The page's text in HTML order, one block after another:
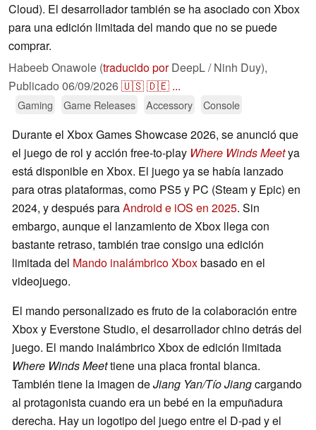
Cloud). El desarrollador también se ha asociado con Xbox
para una edición limitada del mando que no se puede
comprar.
Habeeb Onawole (traducido porDeepL / Ninh Duy),
Publicado 06/09/2026🇺🇸🇩🇪 ...
Gaming Game Releases Accessory Console
Durante el Xbox Games Showcase 2026, se anunció que
el juego de rol y acción free-to-play Where Winds Meetya
está disponible en Xbox. El juego ya se había lanzado
para otras plataformas, como PS5 y PC (Steam y Epic) en
2024, y después paraAndroid e iOS en 2025. Sin
embargo, aunque el lanzamiento de Xbox llega con
bastante retraso, también trae consigo una edición
limitada del Mando inalámbrico Xboxbasado en el
videojuego.
El mando personalizado es fruto de la colaboración entre
Xbox y Everstone Studio, el desarrollador chino detrás del
juego. El mando inalámbrico Xbox de edición limitada
Where Winds Meettiene una placa frontal blanca.
También tiene la imagen deJiang Yan/Tío Jiangcargando
al protagonista cuando era un bebé en la empuñadura
derecha. Hay un logotipo del juego entre el D-pad y el